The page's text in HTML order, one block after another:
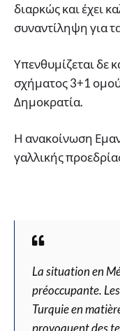
διαρκώς και έχει
συναντίληψη για
Υπενθυμίζεται δε
σχήματος 3+1
Δημοκρατία.
Η ανακοίνωση
γαλλικής
La situation en
préoccupante.
Turquie en
provoquent des